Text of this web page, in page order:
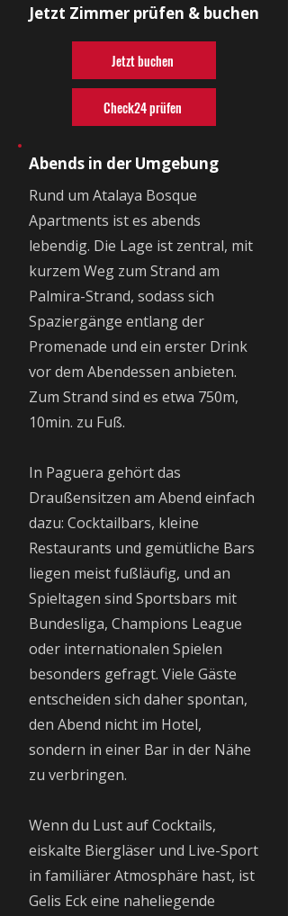
Jetzt Zimmer prüfen & buchen
Jetzt buchen
Check24 prüfen
Abends in der Umgebung
Rund um Atalaya Bosque
Apartments ist es abends
lebendig. Die Lage ist zentral, mit
kurzem Weg zum Strand am
Palmira-Strand, sodass sich
Spaziergänge entlang der
Promenade und ein erster Drink
vor dem Abendessen anbieten.
Zum Strand sind es etwa 750m,
10min. zu Fuß.
In Paguera gehört das
Draußensitzen am Abend einfach
dazu: Cocktailbars, kleine
Restaurants und gemütliche Bars
liegen meist fußläufig, und an
Spieltagen sind Sportsbars mit
Bundesliga, Champions League
oder internationalen Spielen
besonders gefragt. Viele Gäste
entscheiden sich daher spontan,
den Abend nicht im Hotel,
sondern in einer Bar in der Nähe
zu verbringen.
Wenn du Lust auf Cocktails,
eiskalte Biergläser und Live-Sport
in familiärer Atmosphäre hast, ist
Gelis Eck eine naheliegende